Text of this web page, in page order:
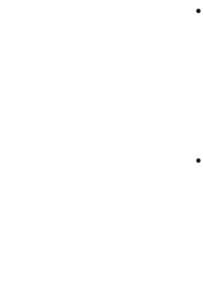
•
•